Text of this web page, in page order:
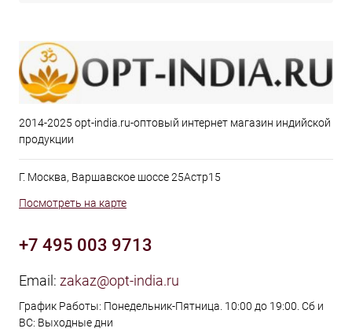
2014-2025 opt-india.ru-оптовый интернет магазин индийской
продукции
Г. Москва, Варшавское шоссе 25Астр15
Посмотреть на карте
+7 495 003 9713
Email: zakaz@opt-india.ru
График Работы: Понедельник-Пятница. 10:00 до 19:00. Сб и
ВС: Выходные дни